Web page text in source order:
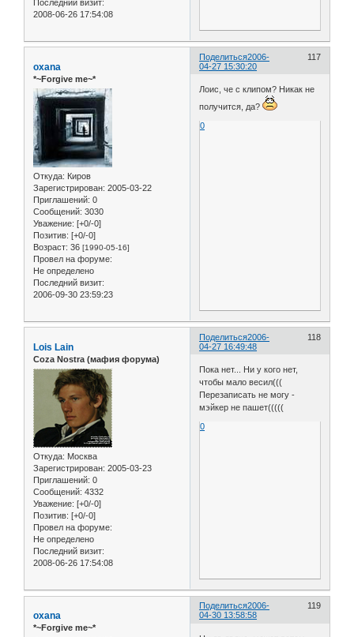
Последний визит:
2008-06-26 17:54:08
Поделиться 117
2006-
04-27 15:30:20
oxana
*~Forgive me~*
Откуда: Киров
Зарегистрирован: 2005-03-22
Приглашений: 0
Сообщений: 3030
Уважение: [+0/-0]
Позитив: [+0/-0]
Возраст: 36 [1990-05-16]
Провел на форуме:
Не определено
Последний визит:
2006-09-30 23:59:23
Лоис, че с клипом? Никак не
получится, да?
0
Поделиться 118
2006-
04-27 16:49:48
Lois Lain
Coza Nostra (мафия форума)
Откуда: Москва
Зарегистрирован: 2005-03-23
Приглашений: 0
Сообщений: 4332
Уважение: [+0/-0]
Позитив: [+0/-0]
Провел на форуме:
Не определено
Последний визит:
2008-06-26 17:54:08
Пока нет... Ни у кого нет,
чтобы мало весил(((
Перезаписать не могу -
мэйкер не пашет(((((
0
Поделиться 119
2006-
04-30 13:58:58
oxana
*~Forgive me~*